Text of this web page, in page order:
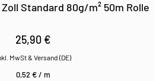
Standard 80g/m² 50m Rolle
25,90 €
0,52€/ m